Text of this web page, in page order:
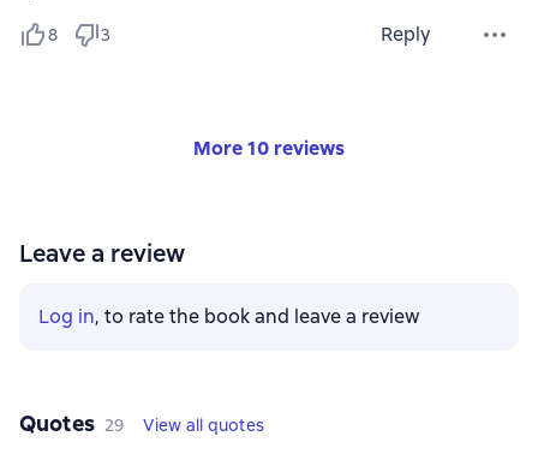
8 3 Reply
More 10 reviews
Leave a review
Log in, to rate the book and leave a review
Quotes 29 View all quotes